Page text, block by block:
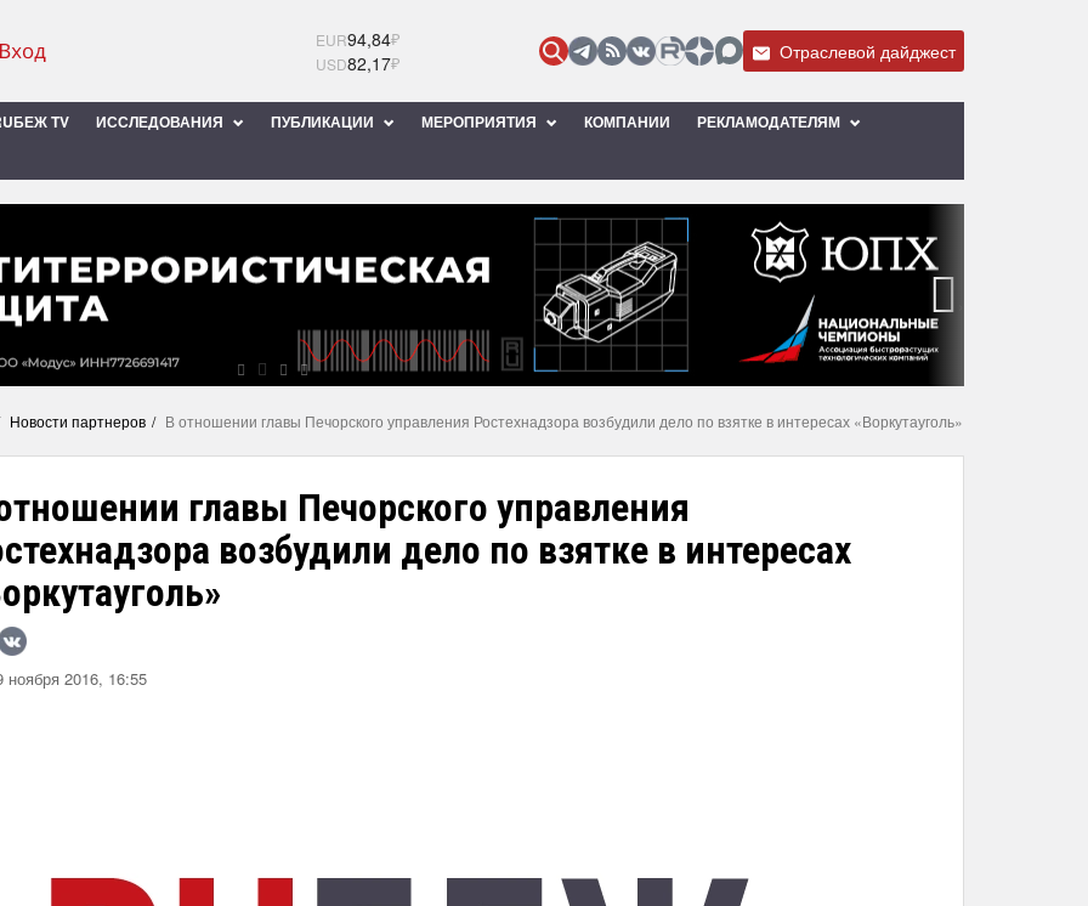
EUR94,84₽
USD82,17₽ Отраслевой дайджест
TV ИССЛЕДОВАНИЯ ПУБЛИКАЦИИ МЕРОПРИЯТИЯ КОМПАНИИ РЕКЛАМОДАТЕЛЯМ
Новости партнеров В отношении главы Печорского управления Ростехнадзора возбудили дело по взятке в интересах «Воркутауголь»
главы Печорского управления
возбудили дело по взятке в интересах
ноября 2016, 16:55